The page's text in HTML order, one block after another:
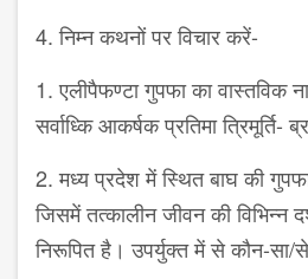
4. निम्न कथनों पर विचार करें-
1. एलीपैफण्टा गुपफा का वास्तविक
सर्वाध्कि आकर्षक प्रतिमा त्रिमूर्ति-
2. मध्य प्रदेश में स्थित बाघ की
जिसमें तत्कालीन जीवन की विभिन्न
निरूपित है। उपर्युक्त में से कौन-